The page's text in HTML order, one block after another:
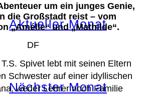
Aktueller Monat
Nächster Monat
um ein junges Genie,
die Großstadt reist – vom
„Amélie“ und „Mathilde“.
DF
Spivet lebt mit seinen Eltern
Schwester auf einer idyllischen
weder Lehrer noch Familie